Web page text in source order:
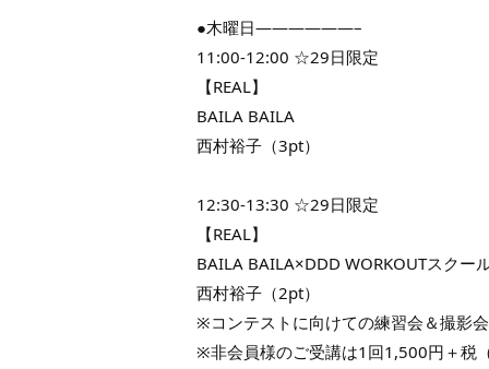
●木曜日——————–
11:00-12:00 ☆29日限定
【REAL】
BAILA BAILA
西村裕子（3pt）
12:30-13:30 ☆29日限定
【REAL】
BAILA BAILA×DDD WORKOUTスクー
西村裕子（2pt）
※コンテストに向けての練習会＆撮影会
※非会員様のご受講は1回1,500円＋税